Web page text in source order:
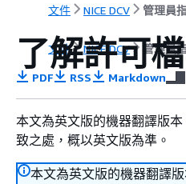
文件 NICE DCV 管理員
文件 NICE DCV 管理員
了解許可
PDF RSS Markdown
本文為英文版的機器翻譯版
致之處，概以英文版為準。
本文為英文版的機器翻譯